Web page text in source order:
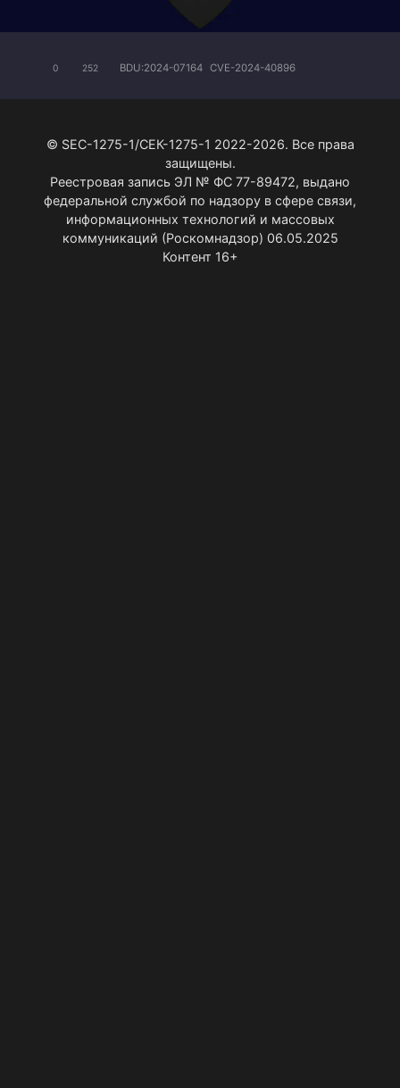
0 252 BDU:2024-07164 CVE-2024-40896
© SEC-1275-1/СЕК-1275-1 2022-2026. Все права
защищены.
Реестровая запись ЭЛ № ФС 77-89472, выдано
федеральной службой по надзору в сфере связи,
информационных технологий и массовых
коммуникаций (Роскомнадзор) 06.05.2025
Контент 16+